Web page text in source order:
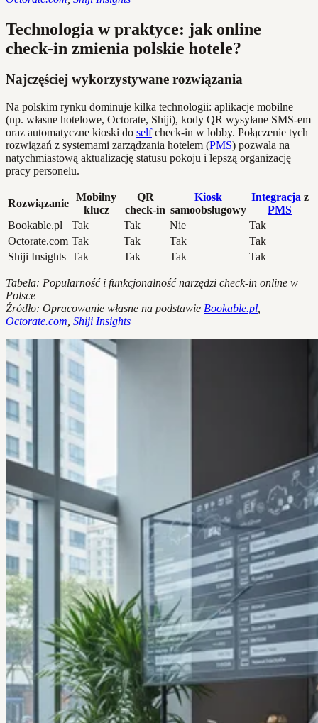
Technologia w praktyce: jak online
check-in zmienia polskie hotele?
Najczęściej wykorzystywane rozwiązania
Na polskim rynku dominuje kilka technologii: aplikacje mobilne
(np. własne hotelowe, Octorate, Shiji), kody QR wysyłane SMS-em
oraz automatyczne kioski do selfcheck-in w lobby. Połączenie tych
rozwiązań z systemami zarządzania hotelem (PMS) pozwala na
natychmiastową aktualizację statusu pokoju i lepszą organizację
pracy personelu.
Rozwiązanie
Mobilny
klucz
QR
check-in
Kiosk
samoobsługowy
Integracja z
PMS
Bookable.pl
Tak Tak Nie
Tak
Octorate.com Tak Tak Tak
Tak
Shiji Insights Tak Tak Tak Tak
Tabela: Popularność i funkcjonalność narzędzi check-in online w
Polsce
Źródło: Opracowanie własne na podstawie Bookable.pl
Octorate.com Shiji Insights